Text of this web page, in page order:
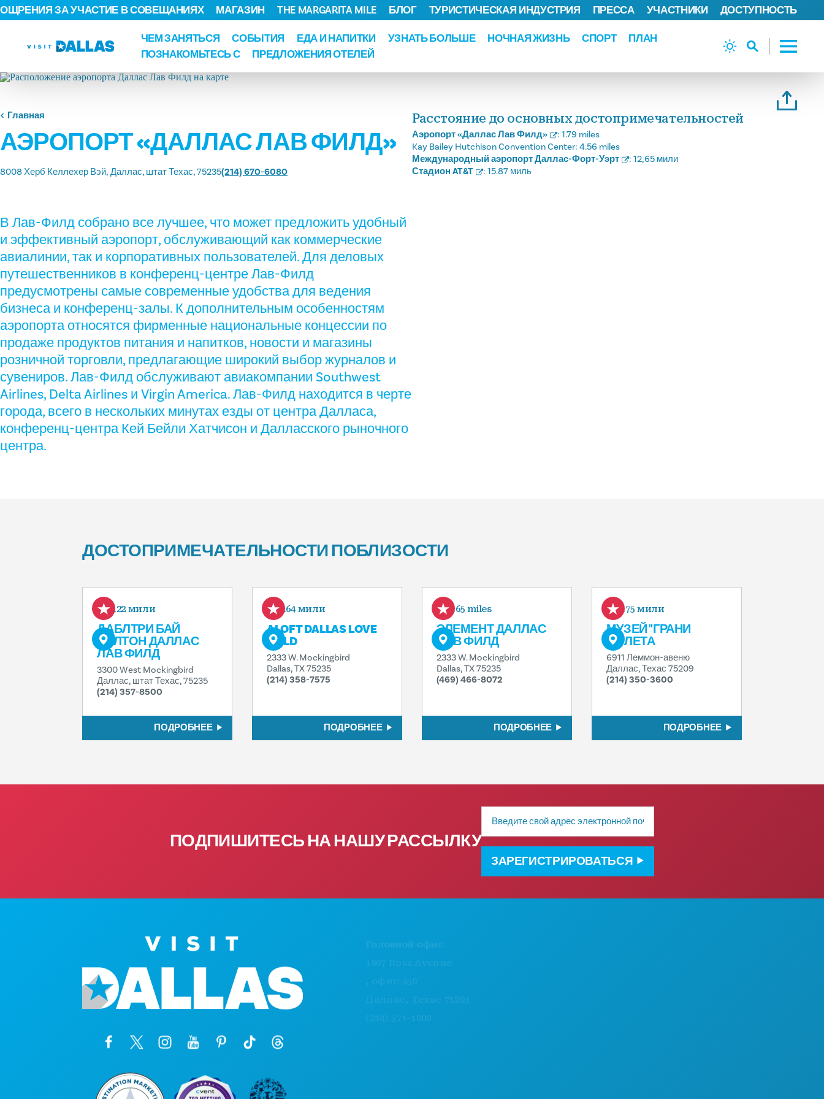
Перейти к содержанию
ЧЕМ ЗАНЯТЬСЯ СОБЫТИЯ ЕДА И НАПИТКИ УЗНАТЬ БОЛЬШЕ НОЧНАЯ ЖИЗНЬ СПОРТ
ПЛАН
ПОЗНАКОМЬТЕСЬ С
ПРЕДЛОЖЕНИЯ ОТЕЛЕЙ
ЗА УЧАСТИЕ В СОВЕЩАНИЯХ МАГАЗИН THE MARGARITA MILE БЛОГ ТУРИСТИЧЕСКАЯ ИНДУСТРИЯ ПРЕССА УЧАСТНИКИ ДОСТУПНОСТЬ
Главная
АЭРОПОРТ «ДАЛЛАС ЛАВ ФИЛД»
8008 Херб Келлехер Вэй Даллас, штат Техас, 75235(214) 670-6080
В Лав-Филд собрано все лучшее, что может предложить удобный
и эффективный аэропорт, обслуживающий как коммерческие
авиалинии, так и корпоративных пользователей. Для деловых
путешественников в конференц-центре Лав-Филд
предусмотрены самые современные удобства для ведения
бизнеса и конференц-залы. К дополнительным особенностям
аэропорта относятся фирменные национальные концессии по
продаже продуктов питания и напитков, новости и магазины
розничной торговли, предлагающие широкий выбор журналов и
сувениров. Лав-Филд обслуживают авиакомпании Southwest
Airlines, Delta Airlines и Virgin America. Лав-Филд находится в черте
города, всего в нескольких минутах езды от центра Далласа,
конференц-центра Кей Бейли Хатчисон и Далласского рыночного
центра.
Расстояние до основных достопримечательностей
Аэропорт «Даллас Лав Филд» : 1.79 miles
Kay Bailey Hutchison Convention Center: 4.56 miles
Международный аэропорт Даллас-Форт-Уэрт
: 12,65 мили
Стадион AT&T
: 15.87 миль
ДОСТОПРИМЕЧАТЕЛЬНОСТИ ПОБЛИЗОСТИ
0.22 мили
ДАБЛТРИ БАЙ
ХИЛТОН ДАЛЛАС
ЛАВ ФИЛД
3300 West Mockingbird
Даллас, штат Техас, 75235
(214) 357-8500
ПОДРОБНЕЕ
0.64 мили
ALOFT DALLAS LOVE
FIELD
2333 W. Mockingbird
Dallas, TX 75235
(214) 358-7575
ПОДРОБНЕЕ
0.65 miles
ЭЛЕМЕНТ ДАЛЛАС
ЛАВ ФИЛД
2333 W. Mockingbird
Dallas, TX 75235
(469) 466-8072
ПОДРОБНЕЕ
0.75 мили
МУЗЕЙ "ГРАНИ
ПОЛЕТА
6911 Леммон-авеню
Даллас, Техас 75209
(214) 350-3600
ПОДРОБНЕЕ
ПОДПИШИТЕСЬ НА НАШУ РАССЫЛКУ
Адрес
электронной
ЗАРЕГИСТРИРОВАТЬСЯ
Головной офис
1807 Ross Avenue
, офис 450
Даллас, Техас 75201
(214) 571-1000